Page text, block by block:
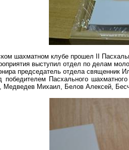
шахматном клубе прошел II
выступил отдел по делам
председатель отдела священник
победителем Пасхального
Медведев Михаил, Белов Алексей,